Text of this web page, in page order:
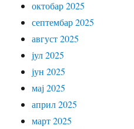
октобар 2025
септембар 2025
август 2025
јул 2025
јун 2025
мај 2025
април 2025
март 2025